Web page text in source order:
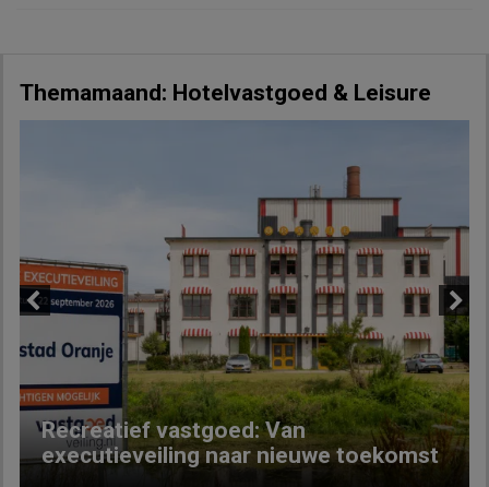
Themamaand: Hotelvastgoed & Leisure
Recreatief vastgoed: Van
executieveiling naar nieuwe toekomst
Next